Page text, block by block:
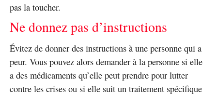
pas la toucher.
Ne donnez pas d’instructions
Évitez de donner des instructions à une personne qui a
peur. Vous pouvez alors demander à la personne si elle
a des médicaments qu’elle peut prendre pour lutter
contre les crises ou si elle suit un traitement spécifique